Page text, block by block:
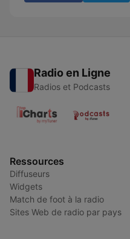
Radio en Ligne
Radios et Podcasts
Ressources
Diffuseurs
Widgets
Match de foot à la radio
Sites Web de radio par pays